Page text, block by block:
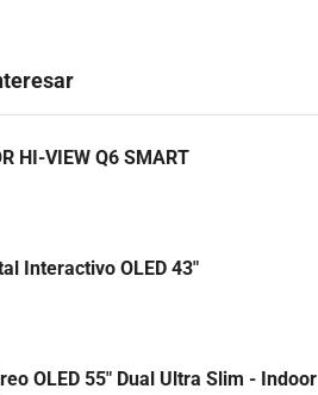
HI-VIEW Q6 SMART
Interactivo OLED 43"
OLED 55" Dual Ultra Slim - Indoor